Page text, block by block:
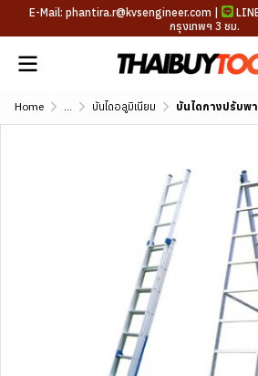
E-Mail: phantira.r@kvsengineer.com |
กรุงเทพฯ 3 ชม.
Home ... บันไดอลูมิเนียม บันไดกางปรับพาด 2ต